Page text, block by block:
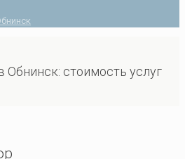
Обнинск: стоимость услуг